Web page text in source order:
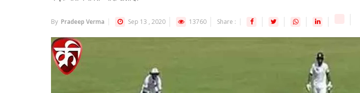
By Pradeep Verma Sep 13 , 2020 13760 Share :